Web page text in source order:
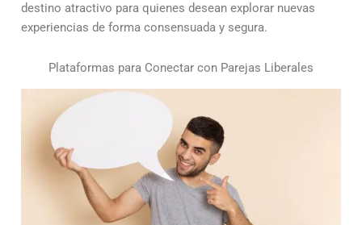
destino atractivo para quienes desean explorar nuevas
experiencias de forma consensuada y segura.
Plataformas para Conectar con Parejas Liberales